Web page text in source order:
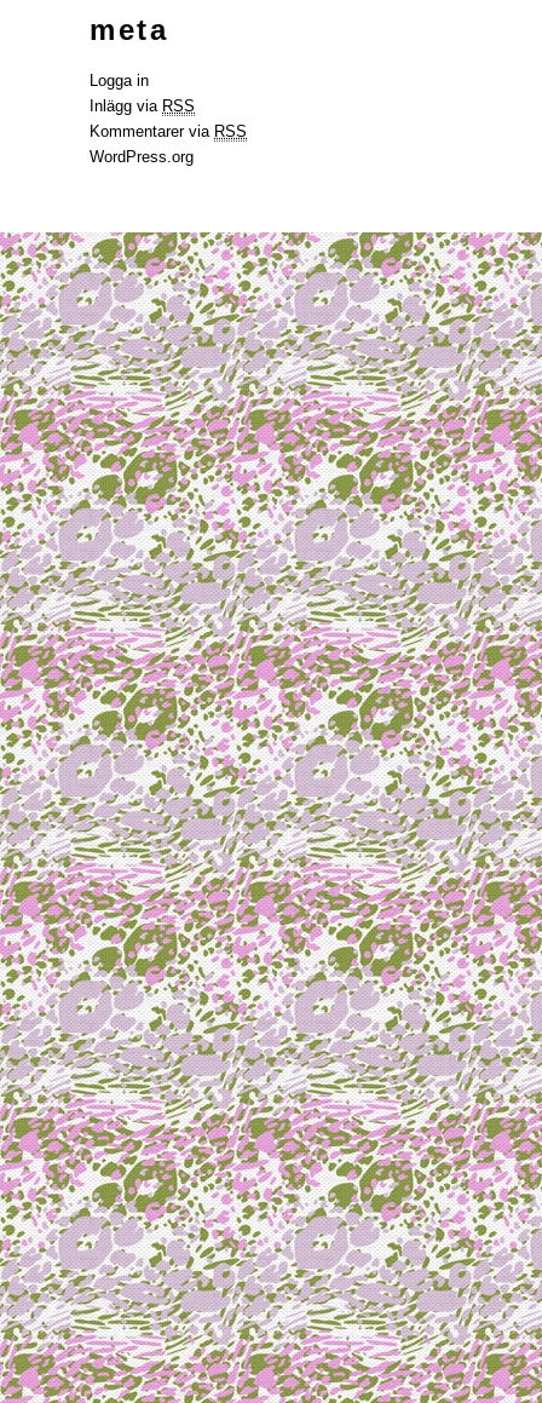
meta
Logga in
Inlägg via RSS
Kommentarer via RSS
WordPress.org